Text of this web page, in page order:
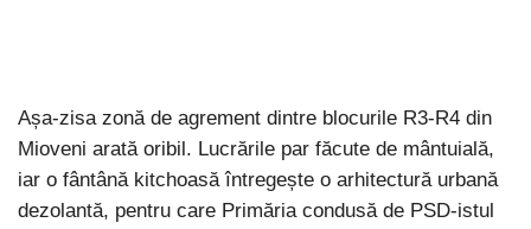
Așa-zisa zonă de agrement dintre blocurile R3-R4 din
Mioveni arată oribil. Lucrările par făcute de mântuială,
iar o fântână kitchoasă întregește o arhitectură urbană
dezolantă, pentru care Primăria condusă de PSD-istul